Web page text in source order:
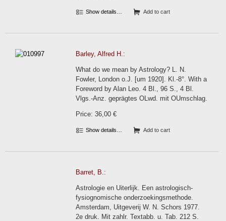
Show details… Add to cart
Barley, Alfred H.:
What do we mean by Astrology? L. N.
Fowler, London o.J. [um 1920]. Kl.-8°. With a
Foreword by Alan Leo. 4 Bl., 96 S., 4 Bl.
Vlgs.-Anz. geprägtes OLwd. mit OUmschlag.
Price: 36,00 €
Show details… Add to cart
Barret, B.:
Astrologie en Uiterlijk. Een astrologisch-
fysiognomische onderzoekingsmethode.
Amsterdam, Uitgeverij W. N. Schors 1977.
2e druk. Mit zahlr. Textabb. u. Tab. 212 S.